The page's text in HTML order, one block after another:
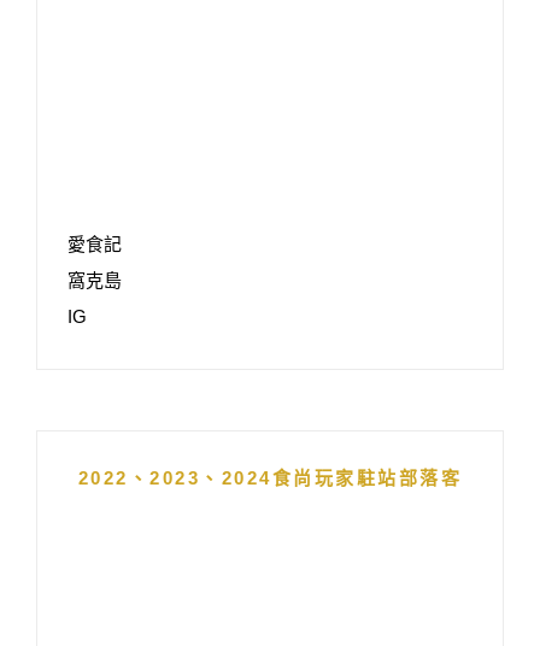
愛食記
窩克島
IG
2022、2023、2024食尚玩家駐站部落客